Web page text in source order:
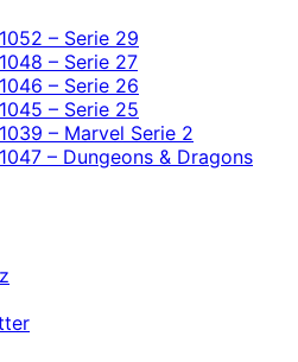
– Serie 29
– Serie 27
– Serie 26
– Serie 25
– Marvel Serie 2
– Dungeons & Dragons